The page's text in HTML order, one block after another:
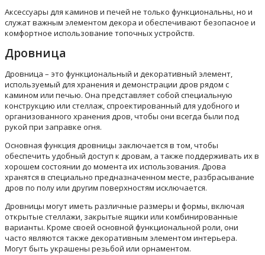
Аксессуары для каминов и печей не только функциональны, но и
служат важным элементом декора и обеспечивают безопасное и
комфортное использование топочных устройств.
Дровница
Дровница – это функциональный и декоративный элемент,
используемый для хранения и демонстрации дров рядом с
камином или печью. Она представляет собой специальную
конструкцию или стеллаж, спроектированный для удобного и
организованного хранения дров, чтобы они всегда были под
рукой при заправке огня.
Основная функция дровницы заключается в том, чтобы
обеспечить удобный доступ к дровам, а также поддерживать их в
хорошем состоянии до момента их использования. Дрова
хранятся в специально предназначенном месте, разбрасывание
дров по полу или другим поверхностям исключается.
Дровницы могут иметь различные размеры и формы, включая
открытые стеллажи, закрытые ящики или комбинированные
варианты. Кроме своей основной функциональной роли, они
часто являются также декоративным элементом интерьера.
Могут быть украшены резьбой или орнаментом.